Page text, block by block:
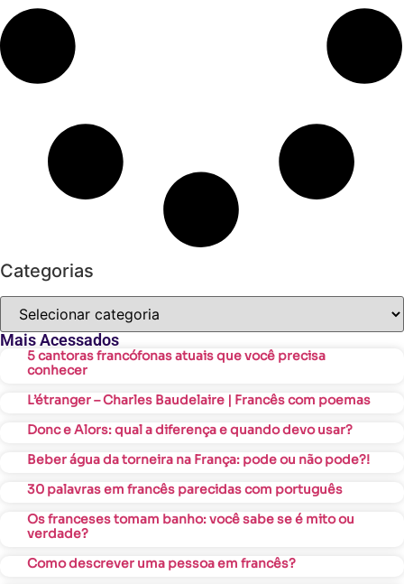
Categorias
Mais Acessados
5 cantoras francófonas atuais que você precisa
conhecer
L’étranger – Charles Baudelaire | Francês com poemas
Donc e Alors: qual a diferença e quando devo usar?
Beber água da torneira na França: pode ou não pode?!
30 palavras em francês parecidas com português
Os franceses tomam banho: você sabe se é mito ou
verdade?
Como descrever uma pessoa em francês?